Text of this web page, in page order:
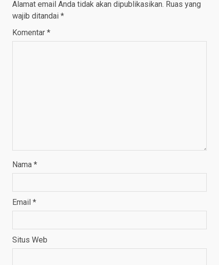
Alamat email Anda tidak akan dipublikasikan. Ruas yang
wajib ditandai *
Komentar *
Nama *
Email *
Situs Web